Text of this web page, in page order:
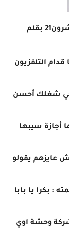
قصة حبيبتي الشرسه الفصل الحادي والعشرون21 بقلم
التلفزيون
شغلك أحسن
أجازة سيبها
عايزهم يقولو
: بكرا يا بابا
وحشة اوي